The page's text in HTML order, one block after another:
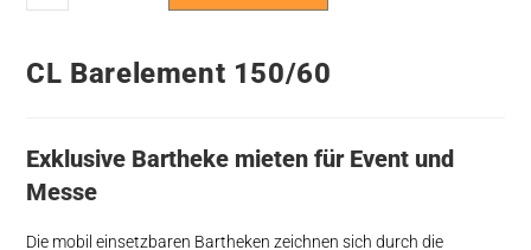
CL Barelement 150/60
Exklusive Bartheke mieten für Event und
Messe
Die mobil einsetzbaren Bartheken zeichnen sich durch die